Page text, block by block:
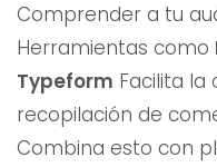
Comprender a tu
Herramientas como
Typeform Facilita la
recopilación de
Combina esto con